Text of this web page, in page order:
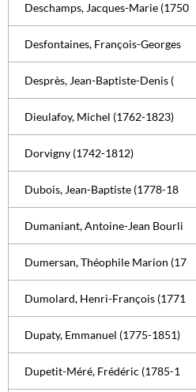
Deschamps, Jacques-Marie (1750
Desfontaines, François-Georges
Desprès, Jean-Baptiste-Denis (
Dieulafoy, Michel (1762-1823)
Dorvigny (1742-1812)
Dubois, Jean-Baptiste (1778-18
Dumaniant, Antoine-Jean Bourli
Dumersan, Théophile Marion (17
Dumolard, Henri-François (1771
Dupaty, Emmanuel (1775-1851)
Dupetit-Méré, Frédéric (1785-1